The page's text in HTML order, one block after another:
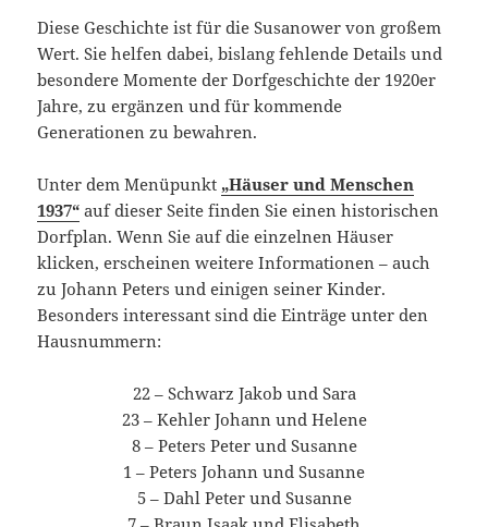
Diese Geschichte ist für die Susanower von großem
Wert. Sie helfen dabei, bislang fehlende Details und
besondere Momente der Dorfgeschichte der 1920er
Jahre, zu ergänzen und für kommende
Generationen zu bewahren.
Unter dem Menüpunkt „Häuser und Menschen
1937“ auf dieser Seite finden Sie einen historischen
Dorfplan. Wenn Sie auf die einzelnen Häuser
klicken, erscheinen weitere Informationen – auch
zu Johann Peters und einigen seiner Kinder.
Besonders interessant sind die Einträge unter den
Hausnummern:
22 – Schwarz Jakob und Sara
23 – Kehler Johann und Helene
8 – Peters Peter und Susanne
1 – Peters Johann und Susanne
5 – Dahl Peter und Susanne